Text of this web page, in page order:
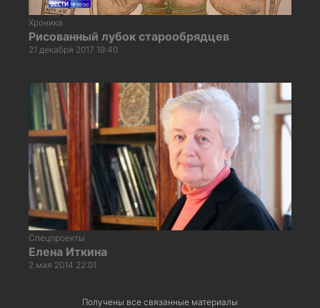
Хроника
Рисованный лубок старообрядцев
21 декабря 2017 19:40
Спецпроекты
Елена Иткина
2 мая 2014 22:01
Получены все связанные материалы